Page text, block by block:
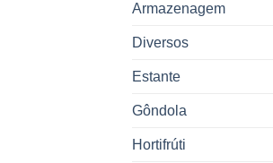
Armazenagem
Diversos
Estante
Gôndola
Hortifrúti